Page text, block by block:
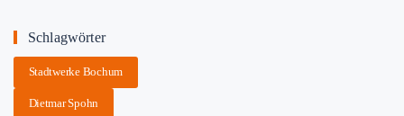
Schlagwörter
Stadtwerke Bochum
Dietmar Spohn